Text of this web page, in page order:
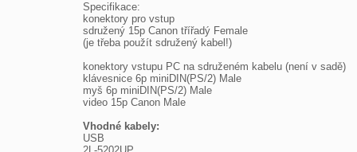
Specifikace:
konektory pro vstup
sdružený 15p Canon třířadý Female
(je třeba použít sdružený kabel!)
konektory vstupu PC na sdruženém kabelu (není v sadě)
klávesnice 6p miniDIN(PS/2) Male
myš 6p miniDIN(PS/2) Male
video 15p Canon Male
Vhodné kabely:
USB